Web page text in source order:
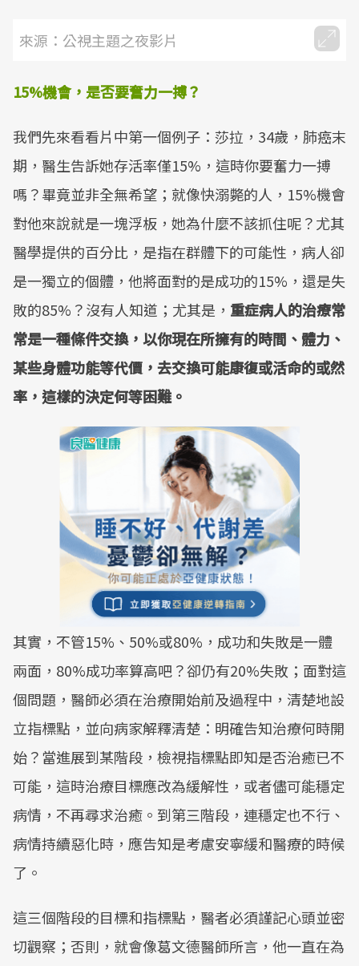
來源：公視主題之夜影片
15%機會，是否要奮力一搏？
我們先來看看片中第一個例子：莎拉，34歲，肺癌末
期，醫生告訴她存活率僅15%，這時你要奮力一搏
嗎？畢竟並非全無希望；就像快溺斃的人，15%機會
對他來說就是一塊浮板，她為什麼不該抓住呢？尤其
醫學提供的百分比，是指在群體下的可能性，病人卻
是一獨立的個體，他將面對的是成功的15%，還是失
敗的85%？沒有人知道；尤其是， 重症病人的治療常
常是一種條件交換，以你現在所擁有的時間、體力、
某些身體功能等代價，去交換可能康復或活命的或然
率，這樣的決定何等困難。
其實，不管15%、50%或80%，成功和失敗是一體
兩面，80%成功率算高吧？卻仍有20%失敗；面對這
個問題，醫師必須在治療開始前及過程中，清楚地設
立指標點，並向病家解釋清楚：明確告知治療何時開
始？當進展到某階段，檢視指標點即知是否治癒已不
可能，這時治療目標應改為緩解性，或者儘可能穩定
病情，不再尋求治癒。到第三階段，連穩定也不行、
病情持續惡化時，應告知是考慮安寧緩和醫療的時候
了。
這三個階段的目標和指標點，醫者必須謹記心頭並密
切觀察；否則，就會像葛文德醫師所言，他一直在為